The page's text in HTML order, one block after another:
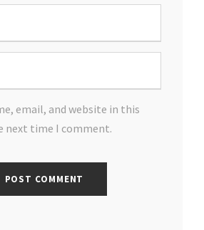
email, and website in this
next time I comment.